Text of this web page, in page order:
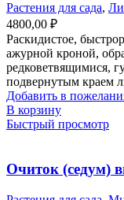
Растения для сада,
4800,00 ₽
Раскидистое,
ажурной кроной,
редковетвящимися,
подвернутым краем
Добавить в
В корзину
Быстрый просмотр
Очиток (седум)